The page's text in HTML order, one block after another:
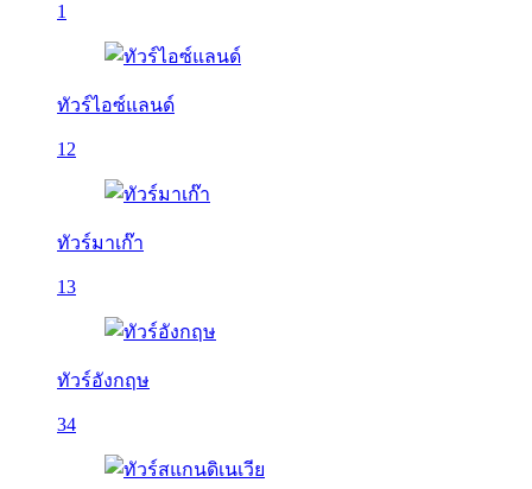
1
ทัวร์ไอซ์แลนด์
12
ทัวร์มาเก๊า
13
ทัวร์อังกฤษ
34